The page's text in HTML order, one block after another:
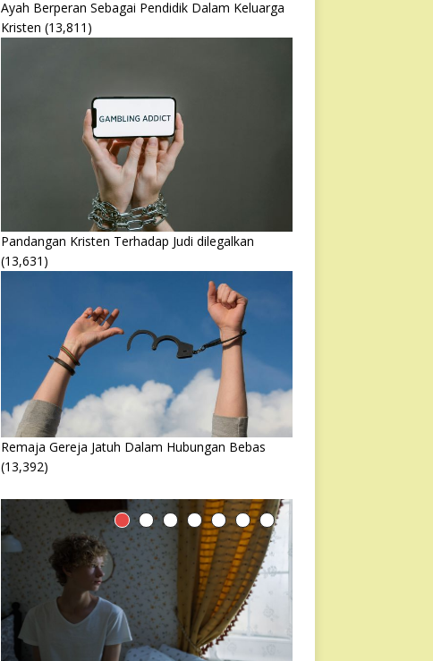
Ayah Berperan Sebagai Pendidik Dalam Keluarga
Kristen (13,811)
Pandangan Kristen Terhadap Judi dilegalkan
(13,631)
Remaja Gereja Jatuh Dalam Hubungan Bebas
(13,392)